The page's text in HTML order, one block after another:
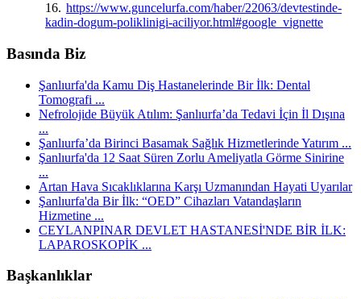
16. https://www.guncelurfa.com/haber/22063/devtestinde-
kadin-dogum-poliklinigi-aciliyor.html#google_vignette
Basında Biz
Şanlıurfa'da Kamu Diş Hastanelerinde Bir İlk: Dental
Tomografi ...
Nefrolojide Büyük Atılım: Şanlıurfa’da Tedavi İçin İl Dışına
...
Şanlıurfa’da Birinci Basamak Sağlık Hizmetlerinde Yatırım ...
Şanlıurfa'da 12 Saat Süren Zorlu Ameliyatla Görme Sinirine
...
Artan Hava Sıcaklıklarına Karşı Uzmanından Hayati Uyarılar
Şanlıurfa'da Bir İlk: “OED” Cihazları Vatandaşların
Hizmetine ...
CEYLANPINAR DEVLET HASTANESİ'NDE BİR İLK:
LAPAROSKOPİK ...
Başkanlıklar